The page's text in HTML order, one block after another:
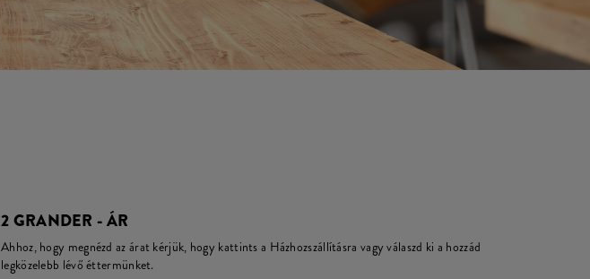
2 GRANDER - ÁR
Ahhoz, hogy megnézd az árat kérjük, hogy kattints a Házhozszállításra vagy válaszd ki a hozzád
legközelebb lévő éttermünket.